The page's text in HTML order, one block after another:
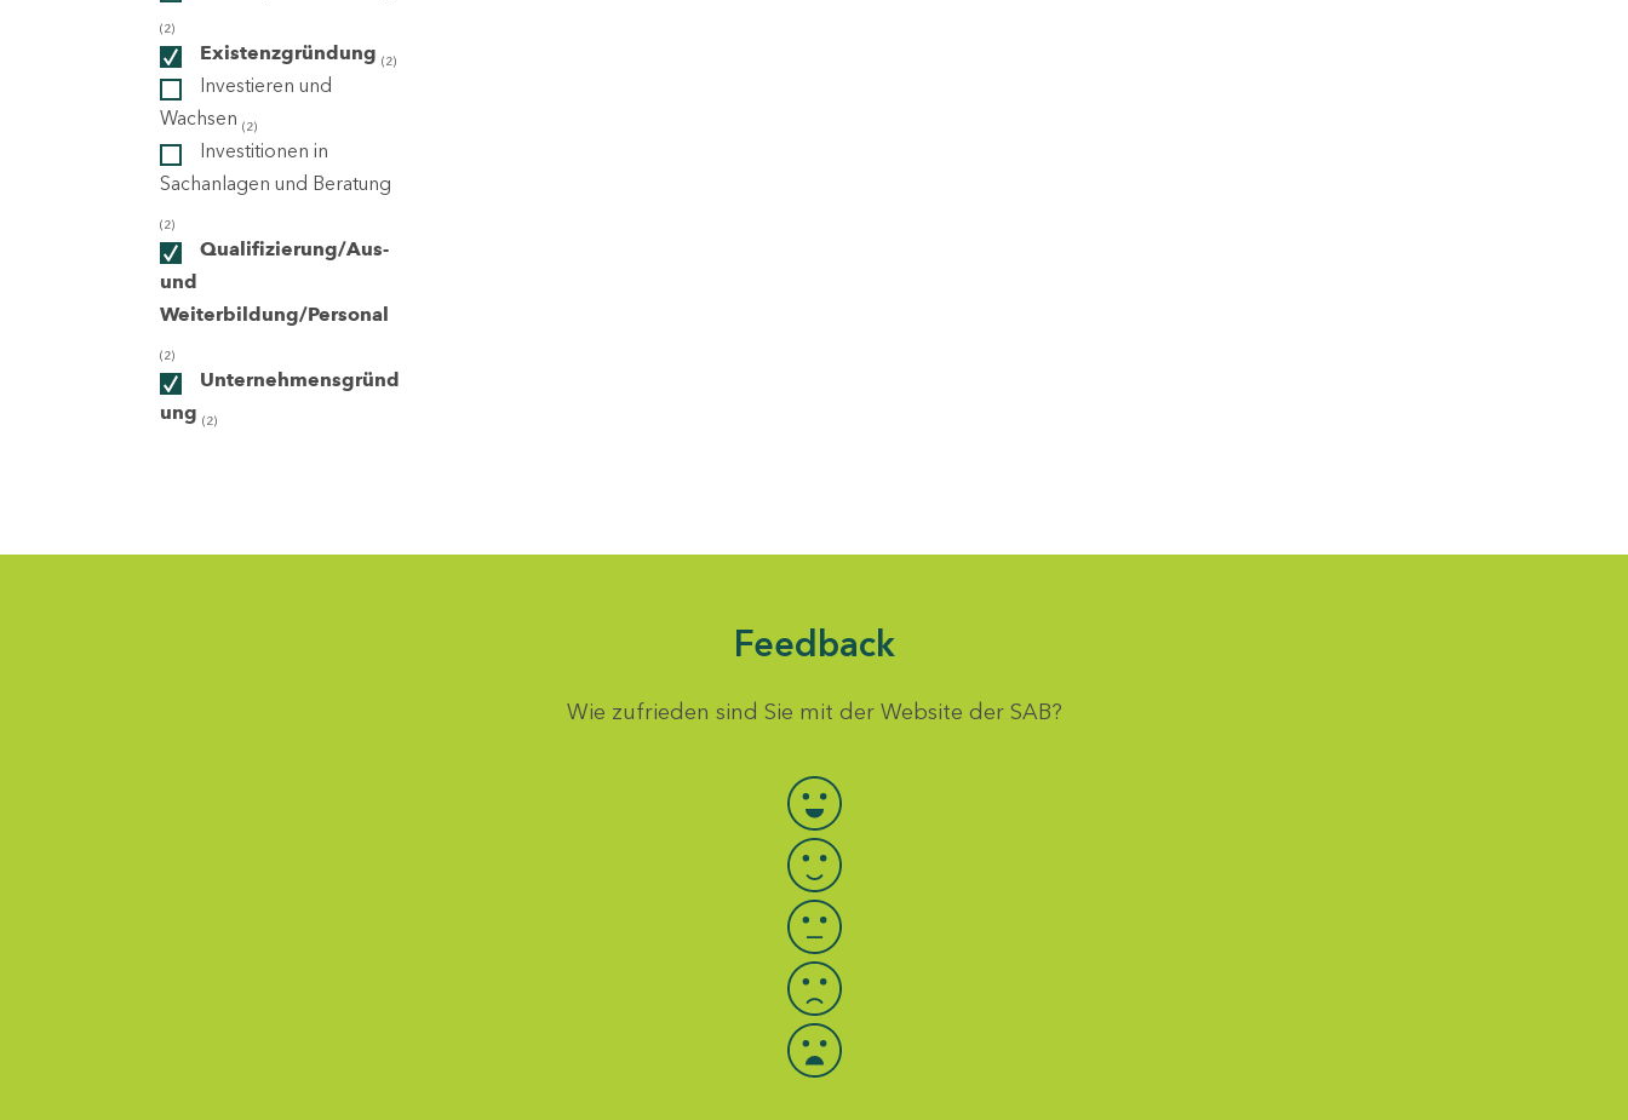
(2)
Existenzgründung (2)
Investieren und
Wachsen (2)
Investitionen in
Sachanlagen und Beratung
(2)
Qualifizierung/Aus-
und
Weiterbildung/Personal
(2)
Unternehmensgründ
ung (2)
Feedback
Wie zufrieden sind Sie mit der Website der SAB?
Bewertung auswählen